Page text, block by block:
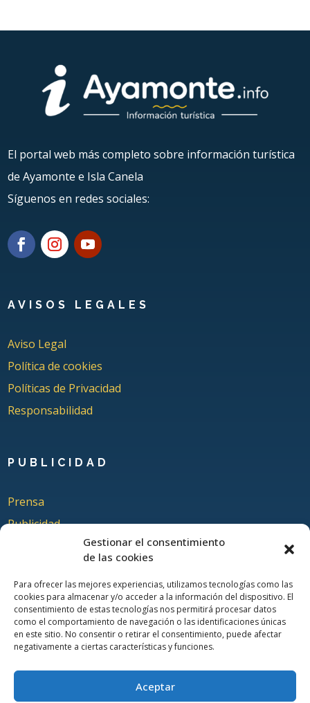
Gestionar el consentimiento
de las cookies
Para ofrecer las mejores experiencias, utilizamos tecnologías como las
cookies para almacenar y/o acceder a la información del dispositivo. El
consentimiento de estas tecnologías nos permitirá procesar datos
como el comportamiento de navegación o las identificaciones únicas
en este sitio. No consentir o retirar el consentimiento, puede afectar
negativamente a ciertas características y funciones.
Aceptar
El portal web más completo sobre información turística
de Ayamonte e Isla Canela
Síguenos en redes sociales:
AVISOS LEGALES
Aviso Legal
Política de cookies
Políticas de Privacidad
Responsabilidad
PUBLICIDAD
Prensa
Publicidad
Quienes somos
COLABORA
Añadir Evento